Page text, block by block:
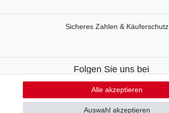
Sicheres Zahlen & Käuferschutz
Folgen Sie uns bei
Facebook
InstagramAlle akzeptieren
Auswahl akzeptieren